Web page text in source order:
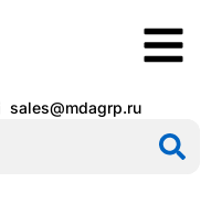
sales@mdagrp.ru